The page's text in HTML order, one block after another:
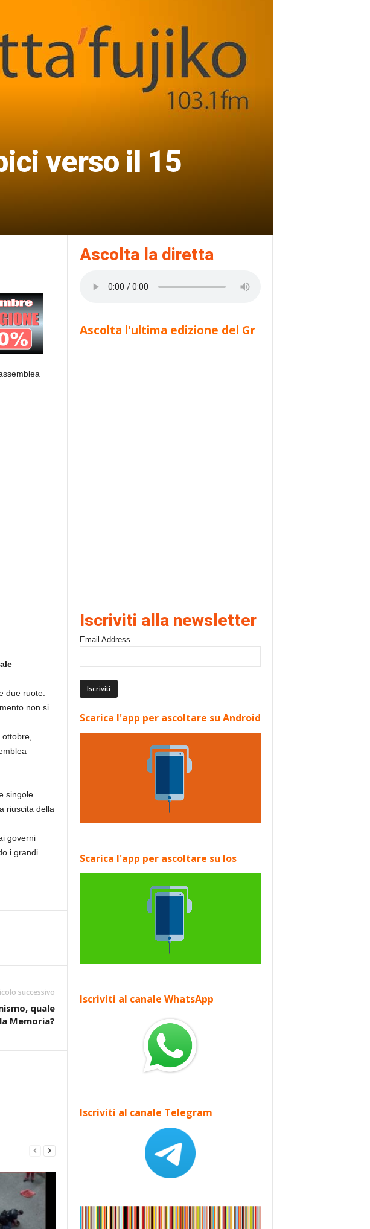
verso il 15
due ruote.
non si
singole
riuscita della
governi
i grandi
successivo
quale
Memoria?
Ascolta la diretta
Ascolta l'ultima edizione del Gr
Iscriviti alla newsletter
Email Address
Scarica l'app per ascoltare su Android
Scarica l'app per ascoltare su Ios
Iscriviti al canale WhatsApp
Iscriviti al canale Telegram